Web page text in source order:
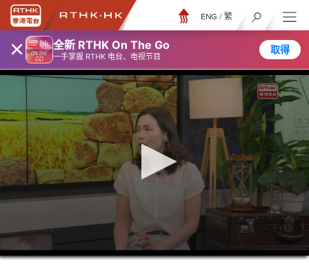
× 全新 RTHK On The Go
一手掌握 RTHK 电台、电视节目
取得
ENG / 繁
0
seconds